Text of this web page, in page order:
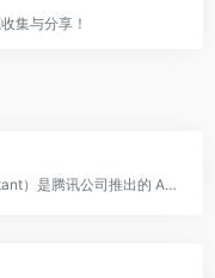
集与分享！
腾讯ima（Intelligent Memory Assistant）是腾讯公司推出的 AI 知识管理与智能问答平台，核心功能是帮助用户建立个人或团队的 AI